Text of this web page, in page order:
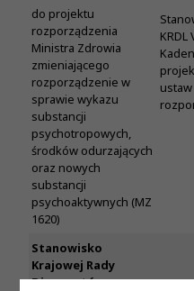
do projektu
rozporządzenia
Ministra Zdrowia
zmieniającego
rozporządzenie w
sprawie wykazu
substancji
psychotropowych,
środków odurzających
oraz nowych
substancji
psychoaktywnych (MZ
1620)
KRDL
ustaw
Stanowisko
Krajowej Rady
Diagnostów